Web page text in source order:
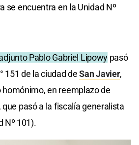
se encuentra en la Unidad Nº
Pablo Gabriel Lipowy pasó
151 de la ciudad deSan Javier,
en reemplazo de
que pasó a la fiscalía generalista
Nº 101).